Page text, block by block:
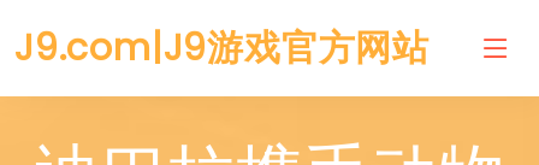
J9.com|J9游戏官方网站